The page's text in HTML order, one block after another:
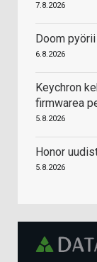
7.8.2026
Doom
6.8.2026
Keychron
firmwarea
5.8.2026
Honor
5.8.2026